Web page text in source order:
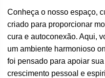
Conheça o nosso espaço,
criado para proporcionar
cura e autoconexão. Aqui,
um ambiente harmonioso
foi pensado para apoiar
crescimento pessoal e